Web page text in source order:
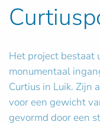
Het project bestaat
monumentaal
Curtius in Luik. Zijn
voor een gewicht
gevormd door een